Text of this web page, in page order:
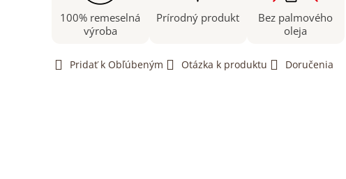
100% remeselná
výroba
Prírodný produkt
Bez palmového
oleja
Pridať k Obľúbeným Otázka k produktu Doručenia